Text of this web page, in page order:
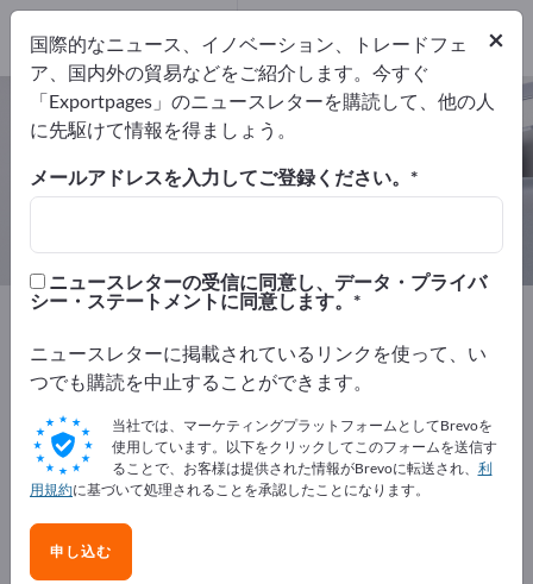
入場 & 識別 – メーカーとサプライヤ
ーを検索
Exportpages セキュリティおよび保護
Exportpagesで無料で広告を掲載！
ニーズ – オファー – 中古品 – ビジネスコンタクト >> こ
こから始める
Exportpagesで貴社と製品を掲載し
ましょう。
今すぐサプライヤーとして登録し、認知度を高めまし
×
国際的なニュース、イノベーション、トレードフェ
ア、国内外の貿易などをご紹介します。今すぐ
「Exportpages」のニュースレターを購読して、他の人
に先駆けて情報を得ましょう。
メールアドレスを入力してご登録ください。
ニュースレターの受信に同意し、データ・プライバ
シー・ステートメントに同意します。
ニュースレターに掲載されているリンクを使って、い
つでも購読を中止することができます。
当社では、マーケティングプラットフォームとしてBrevoを
使用しています。以下をクリックしてこのフォームを送信す
ることで、お客様は提供された情報がBrevoに転送され、 利
用規約に基づいて処理されることを承認したことになります。
申し込む